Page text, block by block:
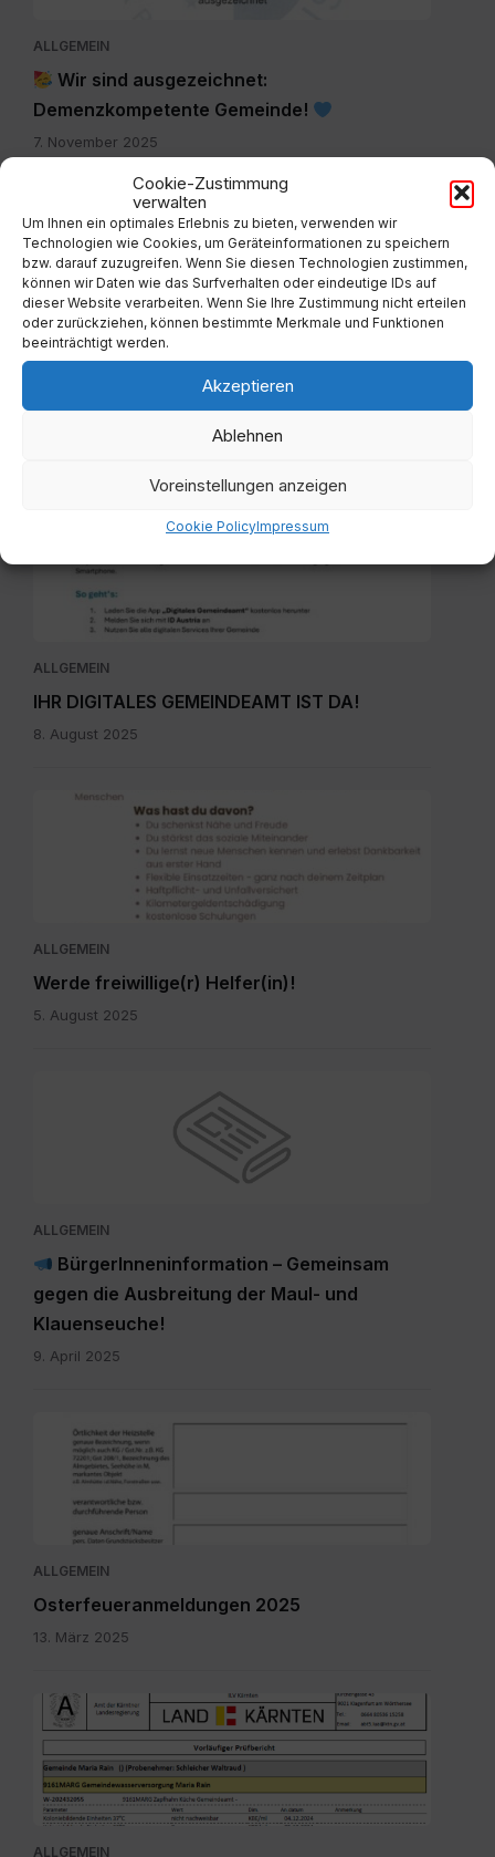
Cookie-Zustimmung
verwalten
Um Ihnen ein optimales Erlebnis zu bieten, verwenden wir
Technologien wie Cookies, um Geräteinformationen zu speichern
bzw. darauf zuzugreifen. Wenn Sie diesen Technologien zustimmen,
können wir Daten wie das Surfverhalten oder eindeutige IDs auf
dieser Website verarbeiten. Wenn Sie Ihre Zustimmung nicht erteilen
oder zurückziehen, können bestimmte Merkmale und Funktionen
beeinträchtigt werden.
Akzeptieren
Ablehnen
Voreinstellungen anzeigen
Cookie PolicyImpressum
ALLGEMEIN
Wir sind ausgezeichnet:
Demenzkompetente Gemeinde!
7. November 2025
ALLGEMEIN
Information zur Wasserversorgung –
ALLGEMEIN
IHR DIGITALES GEMEINDEAMT IST DA!
8. August 2025
Ehrenamtbewerbung
Pflegenahversorgung.pdf
ALLGEMEIN
Werde freiwillige(r) Helfer(in)!
5. August 2025
ALLGEMEIN
BürgerInneninformation – Gemeinsam
gegen die Ausbreitung der Maul- und
Klauenseuche!
9. April 2025
Meldung_Heizstelle_Brauchtumsfeuer.pdf
ALLGEMEIN
Osterfeueranmeldungen 2025
13. März 2025
Bild.png
ALLGEMEIN